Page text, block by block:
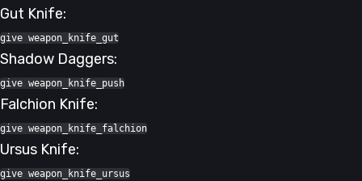
Gut Knife:
give weapon_knife_gut
Shadow Daggers:
give weapon_knife_push
Falchion Knife:
give weapon_knife_falchion
Ursus Knife:
give weapon_knife_ursus